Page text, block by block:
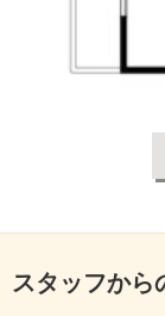
スタッフから